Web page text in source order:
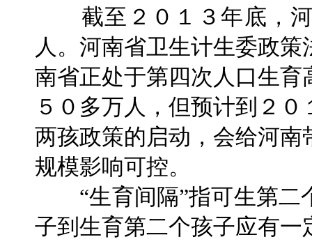
截至２０１３年底，河
人。河南省卫生计生委政
南省正处于第四次人口生
５０多万人，但预计到２
两孩政策的启动，会给河
规模影响可控。
“生育间隔”指可生第二
子到生育第二个孩子应有